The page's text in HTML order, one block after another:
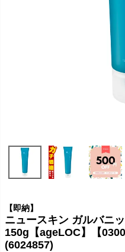
【即納】
ニュースキン ガルバニ
150g【ageLOC】【
(6024857)